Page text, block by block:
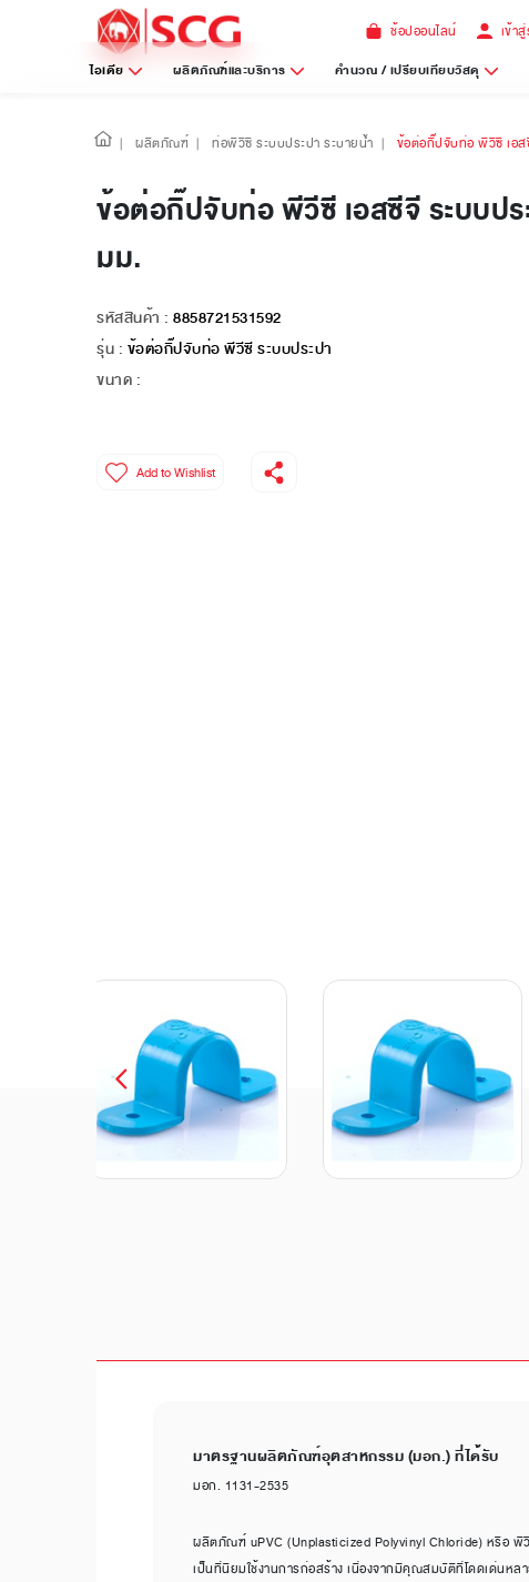
ช้อปออนไลน์ เข้า
ไอเดีย ผลิตภัณฑ์และบริการ คำนวณ / เปรียบเทียบวัสดุ
| ผลิตภัณฑ์ | ท่อพีวีซี ระบบประปา ระบายน้ำ | ข้อต่อกิ๊ปจับท่อ พีวีซี เอ
ข้อต่อกิ๊ปจับท่อ พีวีซี เอสซีจี ระบบปร
มม.
รหัสสินค้า : 8858721531592
รุ่น : ข้อต่อกิ๊ปจับท่อ พีวีซี ระบบประปา
ขนาด :
Add to Wishlist
มาตรฐานผลิตภัณฑ์อุตสาหกรรม (มอก.) ที่ได้รับ
มอก. 1131-2535
ผลิตภัณฑ์ uPVC (Unplasticized Polyvinyl Chloride) หรือ พี
เป็นที่นิยมใช้งานการก่อสร้าง เนื่องจากมีคุณสมบัติที่โดดเด่นหล